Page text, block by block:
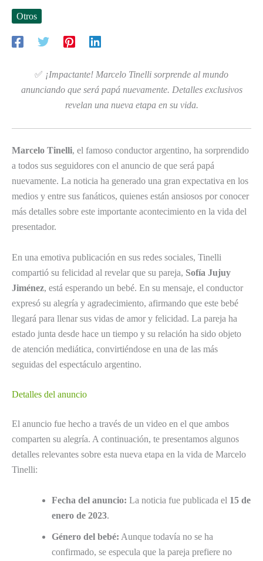
Otros
✅ ¡Impactante! Marcelo Tinelli sorprende al mundo
anunciando que será papá nuevamente. Detalles exclusivos
revelan una nueva etapa en su vida.
Marcelo Tinelli, el famoso conductor argentino, ha sorprendido
a todos sus seguidores con el anuncio de que será papá
nuevamente. La noticia ha generado una gran expectativa en los
medios y entre sus fanáticos, quienes están ansiosos por conocer
más detalles sobre este importante acontecimiento en la vida del
presentador.
En una emotiva publicación en sus redes sociales, Tinelli
compartió su felicidad al revelar que su pareja, Sofía Jujuy
Jiménez, está esperando un bebé. En su mensaje, el conductor
expresó su alegría y agradecimiento, afirmando que este bebé
llegará para llenar sus vidas de amor y felicidad. La pareja ha
estado junta desde hace un tiempo y su relación ha sido objeto
de atención mediática, convirtiéndose en una de las más
seguidas del espectáculo argentino.
Detalles del anuncio
El anuncio fue hecho a través de un video en el que ambos
comparten su alegría. A continuación, te presentamos algunos
detalles relevantes sobre esta nueva etapa en la vida de Marcelo
Tinelli:
Fecha del anuncio: La noticia fue publicada el 15 de
enero de 2023.
Género del bebé: Aunque todavía no se ha
confirmado, se especula que la pareja prefiere no